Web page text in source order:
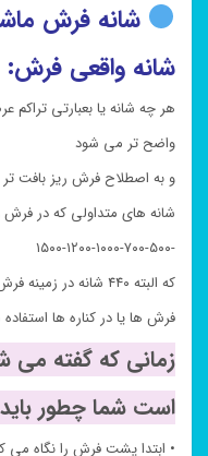
شانه فرش
شانه واقعی فرش:
هر چه شانه یا بعبارتی
واضح تر می شود
و به اصطلاح فرش ریز بافت
-۵۰۰-۷۰۰-۱۰۰۰-۱۲۰۰-۱۵۰۰
که البته ۴۴۰ شانه
فرش ها یا در کناره ها
است شما چطور
• ابتدا پشت فرش را نگاه می